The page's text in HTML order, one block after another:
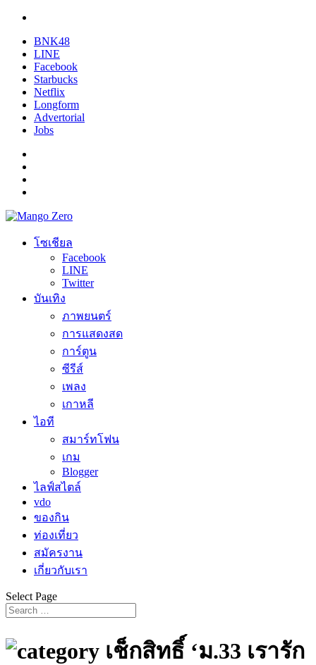
BNK48
LINE
Facebook
Starbucks
Netflix
Longform
Advertorial
Jobs
โซเชียล
Facebook
LINE
Twitter
บันเทิง
ภาพยนตร์
การแสดงสด
การ์ตูน
ซีรีส์
เพลง
เกาหลี
ไอที
สมาร์ทโฟน
เกม
Blogger
ไลฟ์สไตล์
vdo
ของกิน
ท่องเที่ยว
สมัครงาน
เกี่ยวกับเรา
Select Page
เช็กสิทธิ์ ‘ม.33 เรารัก